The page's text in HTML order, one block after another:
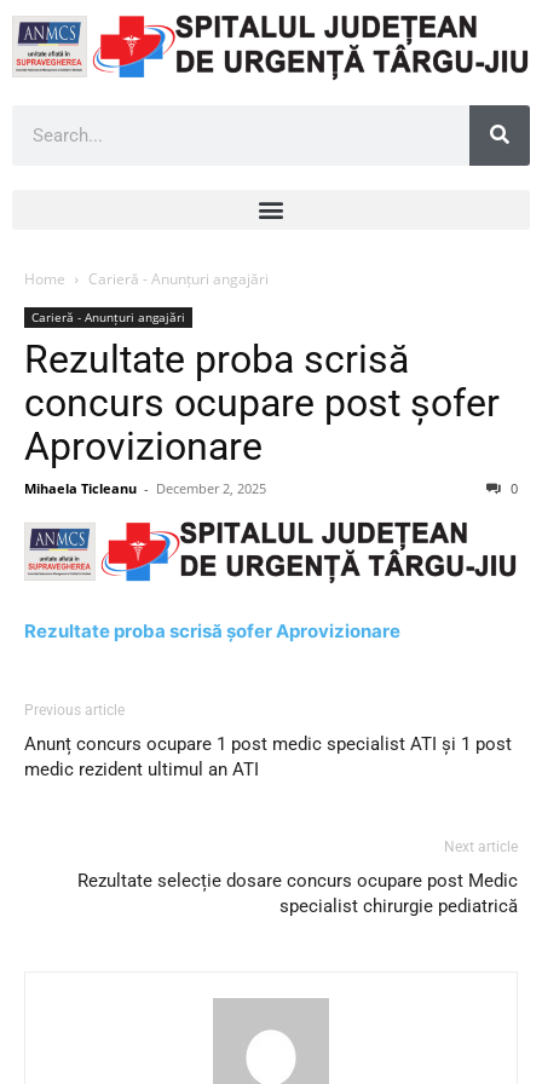
Home Carieră - Anunțuri angajări
Carieră - Anunțuri angajări
Rezultate proba scrisă
concurs ocupare post șofer
Aprovizionare
Mihaela Ticleanu - December 2, 2025 0
Rezultate proba scrisă șofer Aprovizionare
Previous article
Anunț concurs ocupare 1 post medic specialist ATI și 1 post
medic rezident ultimul an ATI
Next article
Rezultate selecție dosare concurs ocupare post Medic
specialist chirurgie pediatrică